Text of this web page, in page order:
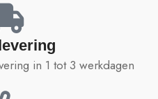
in 1 tot 3 werkdagen